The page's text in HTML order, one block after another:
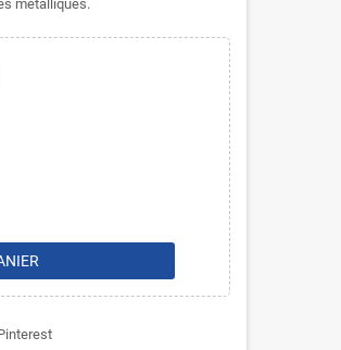
métalliques.